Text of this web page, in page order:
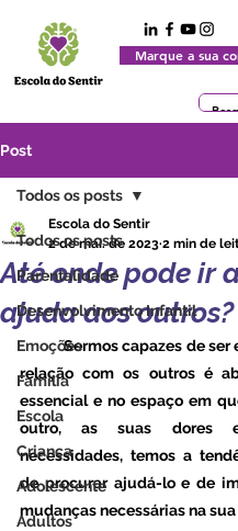
Marque a sua
Post
Todos os posts
Parentalidade
Desenvolvimento Infantil
Emoções
Família
Escola
Criança
Adolescente
Adultos
Todos os posts
Até onde pode ir
ajuda aos outros?
Escola do Sentir
2 de mai. de 2023 2 min de
	Sermos capazes de ser empáticos na
relação com os outros é
essencial e no espaço em
outro, as suas dores
necessidades, temos a
de procurar ajudá-lo e de
mudanças necessárias na